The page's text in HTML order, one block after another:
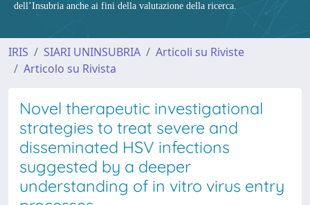
dell’Insubria anche ai fini della valutazione della ricerca.
IRIS SIARI UNINSUBRIA
Articoli su Riviste
Articolo su Rivista
Novel therapeutic investigational
strategies to treat severe and
disseminated HSV infections
suggested by a deeper
understanding of in vitro virus entry